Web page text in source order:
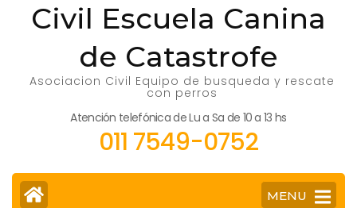
Civil Escuela Canina
de Catastrofe
Asociacion Civil Equipo de busqueda y rescate
con perros
Atención telefónica de Lu a Sa de 10 a 13 hs
011 7549-0752
MENU